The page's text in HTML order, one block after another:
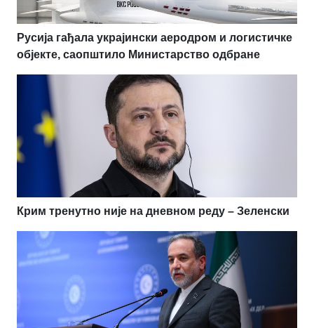
Русија гађала украјински аеродром и логистичке
објекте, саопштило Министарство одбране
Крим тренутно није на дневном реду – Зеленски